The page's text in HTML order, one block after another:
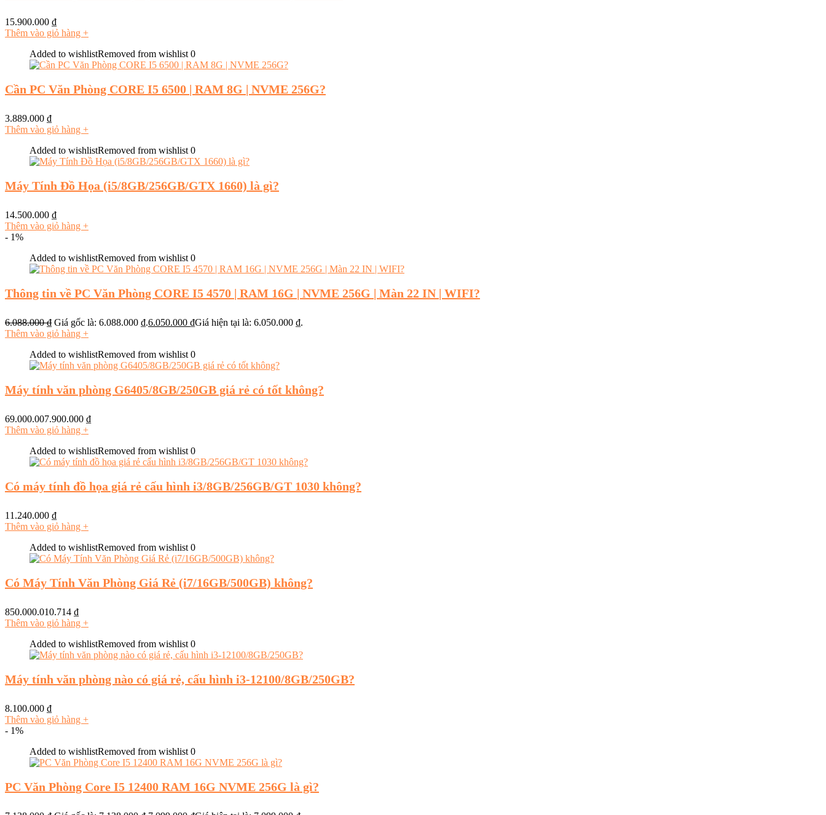
15.900.000 ₫
Thêm vào giỏ hàng +
Added to wishlistRemoved from wishlist 0
Cần PC Văn Phòng CORE I5 6500 | RAM 8G | NVME 256G?
3.889.000 ₫
Thêm vào giỏ hàng +
Added to wishlistRemoved from wishlist 0
Máy Tính Đồ Họa (i5/8GB/256GB/GTX 1660) là gì?
14.500.000 ₫
Thêm vào giỏ hàng +
- 1%
Added to wishlistRemoved from wishlist 0
Thông tin về PC Văn Phòng CORE I5 4570 | RAM 16G | NVME 256G | Màn 22 IN | WIFI?
6.088.000₫ Giá gốc là: 6.088.000 ₫.6.050.000 ₫Giá hiện tại là: 6.050.000 ₫.
Thêm vào giỏ hàng +
Added to wishlistRemoved from wishlist 0
Máy tính văn phòng G6405/8GB/250GB giá rẻ có tốt không?
69.000.007.900.000 ₫
Thêm vào giỏ hàng +
Added to wishlistRemoved from wishlist 0
Có máy tính đồ họa giá rẻ cấu hình i3/8GB/256GB/GT 1030 không?
11.240.000 ₫
Thêm vào giỏ hàng +
Added to wishlistRemoved from wishlist 0
Có Máy Tính Văn Phòng Giá Rẻ (i7/16GB/500GB) không?
850.000.010.714 ₫
Thêm vào giỏ hàng +
Added to wishlistRemoved from wishlist 0
Máy tính văn phòng nào có giá rẻ, cấu hình i3-12100/8GB/250GB?
8.100.000 ₫
Thêm vào giỏ hàng +
- 1%
Added to wishlistRemoved from wishlist 0
PC Văn Phòng Core I5 12400 RAM 16G NVME 256G là gì?